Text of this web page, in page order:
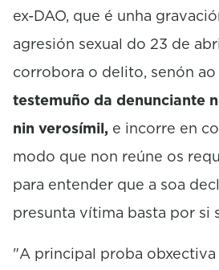
ex-DAO, que é unha
agresión sexual do 23 de
corrobora o delito, senón
testemuño da denunciante
nin verosímil, e incorre en
modo que non reúne os
para entender que a soa
presunta vítima basta por si
"A principal proba obxectiva